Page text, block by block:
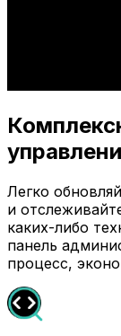
Легко
и
каких-либо
панель
процесс,